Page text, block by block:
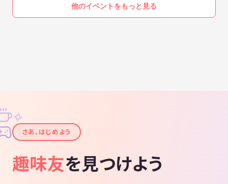
他のイベントをもっと見る
✦
✧
さあ、はじめよう
趣味友を見つけよう